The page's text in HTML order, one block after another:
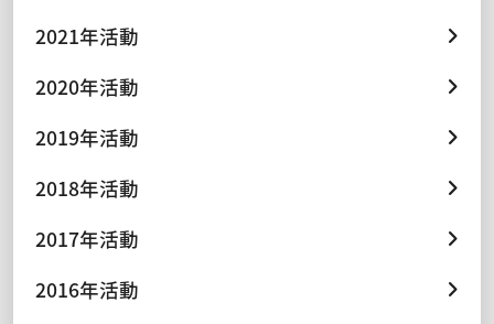
2021年活動
2020年活動
2019年活動
2018年活動
2017年活動
2016年活動